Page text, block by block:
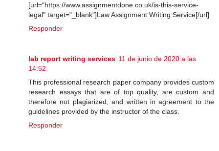
[url="https://www.assignmentdone.co.uk/is-this-service-
legal" target="_blank"]Law Assignment Writing Service[/url]
Responder
lab report writing services 11 de junio de 2020 a las
14:52
This professional research paper company provides custom
research essays that are of top quality, are custom and
therefore not plagiarized, and written in agreement to the
guidelines provided by the instructor of the class.
Responder